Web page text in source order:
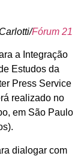
Fórum 21
a Integração
Estudos da
Press Service
realizado no
em São Paulo
dialogar com